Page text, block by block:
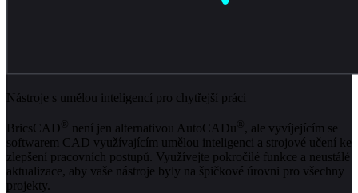
Nástroje s umělou inteligencí pro chytřejší práci
BricsCAD ® není jen alternativou AutoCADu ® , ale vyvíjejícím se
softwarem CAD využívajícím umělou inteligenci a strojové učení ke
zlepšení pracovních postupů. Využívejte pokročilé funkce a neustálé
aktualizace, aby vaše nástroje byly na špičkové úrovni pro všechny
projekty.